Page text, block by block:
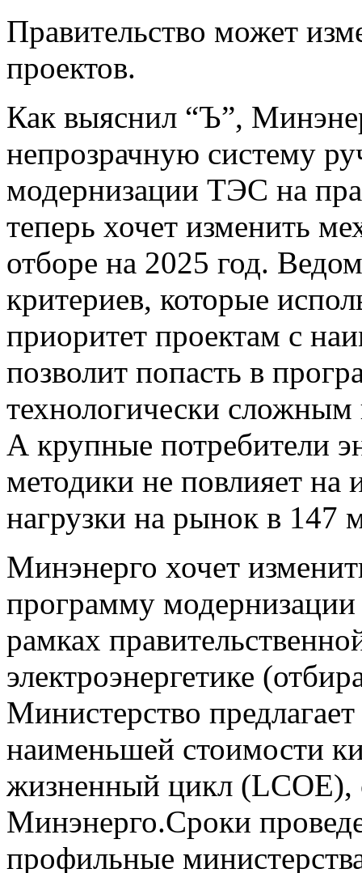
Правительство может
проектов.
Как выяснил “Ъ”,
непрозрачную систему
модернизации ТЭС на
теперь хочет изменить
отборе на 2025 год.
критериев, которые
приоритет проектам с
позволит попасть в
технологически сложным
А крупные потребители
методики не повлияет на
нагрузки на рынок в 147
Минэнерго хочет
программу
рамках
электроэнергетике
Министерство
наименьшей стоимости
жизненный цикл (LCOE),
Минэнерго.Сроки
профильные